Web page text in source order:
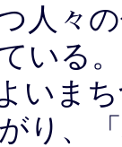
人々
いる。
いま
り、